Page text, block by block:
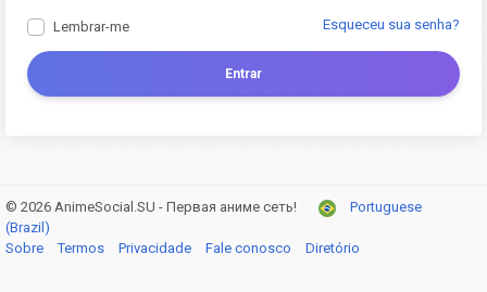
Lembrar-me Esqueceu sua senha?
Entrar
© 2026 AnimeSocial.SU - Первая аниме сеть!
Portuguese
(Brazil)
Sobre
Termos Privacidade Fale conosco Diretório